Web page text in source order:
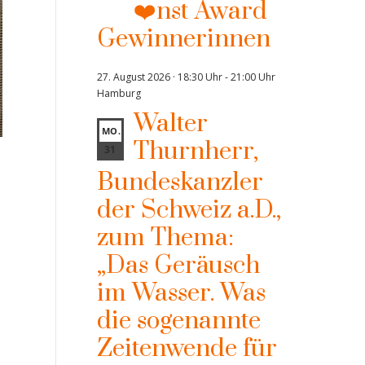
❤️nst Award
Gewinnerinnen
27. August 2026 · 18:30 Uhr-21:00 Uhr
Hamburg
MO.
31
Walter
Thurnherr,
Bundeskanzler
der Schweiz a.D.,
zum Thema:
„Das Geräusch
im Wasser. Was
die sogenannte
Zeitenwende für